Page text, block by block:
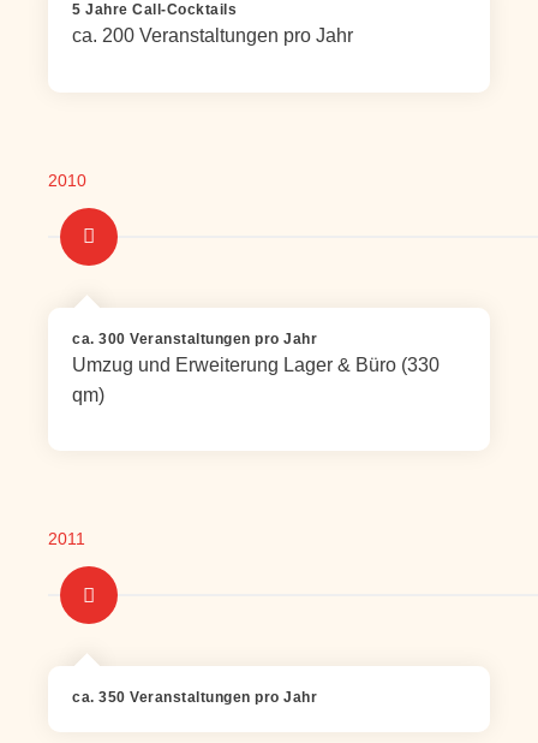
5 Jahre Call-Cocktails
ca. 200 Veranstaltungen pro Jahr
2010
ca. 300 Veranstaltungen pro Jahr
Umzug und Erweiterung Lager & Büro (330
qm)
2011
ca. 350 Veranstaltungen pro Jahr